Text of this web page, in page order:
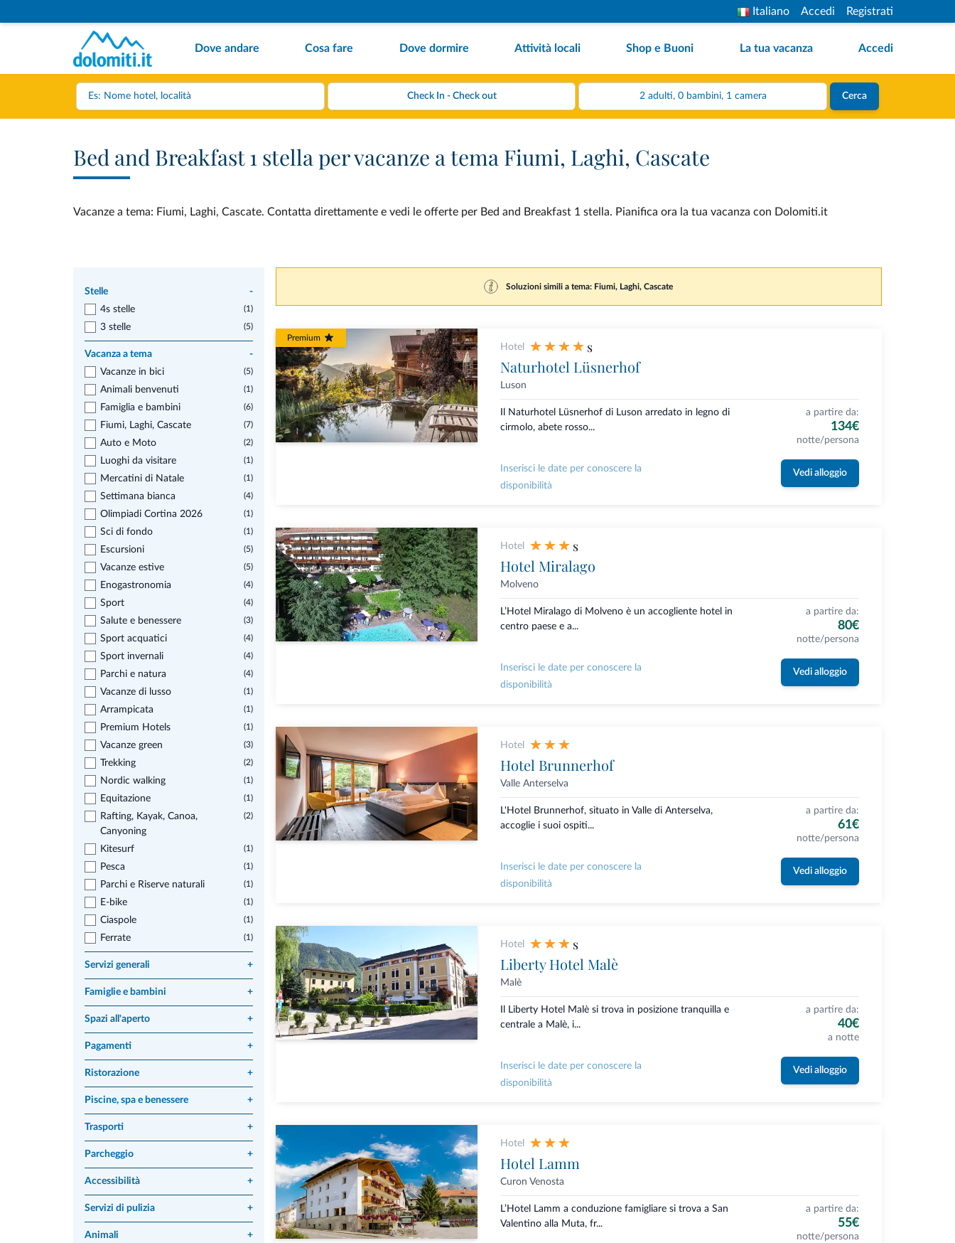
Italiano Accedi Registrati
Dove andare Cosa fare Dove dormire Attività locali Shop e Buoni La tua vacanza Accedi
2 adulti, 0 bambini, 1 camera Cerca
Bed and Breakfast 1 stella per vacanze a tema Fiumi, Laghi, Cascate
Vacanze a tema: Fiumi, Laghi, Cascate. Contatta direttamente e vedi le offerte per Bed and Breakfast 1 stella. Pianifica ora la tua vacanza con Dolomiti.it
Stelle
-
4s stelle
(1)
3 stelle (5)
Vacanza a tema
-
Vacanze in bici
(5)
Animali benvenuti (1)
Famiglia e bambini (6)
Fiumi, Laghi, Cascate (7)
Auto e Moto (2)
Luoghi da visitare (1)
Mercatini di Natale (1)
Settimana bianca (4)
Olimpiadi Cortina 2026 (1)
Sci di fondo (1)
Escursioni (5)
Vacanze estive (5)
Enogastronomia (4)
Sport (4)
Salute e benessere (3)
Sport acquatici (4)
Sport invernali (4)
Parchi e natura (4)
Vacanze di lusso (1)
Arrampicata (1)
Premium Hotels (1)
Vacanze green (3)
Trekking (2)
Nordic walking (1)
Equitazione (1)
Rafting, Kayak, Canoa,
Canyoning
(2)
Kitesurf (1)
Pesca (1)
Parchi e Riserve naturali (1)
E-bike (1)
Ciaspole (1)
Ferrate (1)
Servizi generali +
Famiglie e bambini +
Spazi all'aperto +
Pagamenti +
Ristorazione +
Piscine, spa e benessere +
Trasporti +
Parcheggio +
Accessibilità +
Servizi di pulizia +
Animali +
Soluzioni simili a tema: Fiumi, Laghi, Cascate
Premium
Hotel s
Naturhotel Lüsnerhof
Luson
Il Naturhotel Lüsnerhof di Luson arredato in legno di
cirmolo, abete rosso...
a partire da:
134€
notte/persona
Inserisci le date per conoscere la
disponibilità
Vedi alloggio
Hotel s
Hotel Miralago
Molveno
L’Hotel Miralago di Molveno è un accogliente hotel in
centro paese e a...
a partire da:
80€
notte/persona
Inserisci le date per conoscere la
disponibilità
Vedi alloggio
Hotel
Hotel Brunnerhof
Valle Anterselva
L'Hotel Brunnerhof, situato in Valle di Anterselva,
accoglie i suoi ospiti...
a partire da:
61€
notte/persona
Inserisci le date per conoscere la
disponibilità
Vedi alloggio
Hotel s
Liberty Hotel Malè
Malè
Il Liberty Hotel Malè si trova in posizione tranquilla e
centrale a Malè, i...
a partire da:
40€
a notte
Inserisci le date per conoscere la
disponibilità
Vedi alloggio
Hotel
Hotel Lamm
Curon Venosta
L’Hotel Lamm a conduzione famigliare si trova a San
Valentino alla Muta, fr...
a partire da:
55€
notte/persona